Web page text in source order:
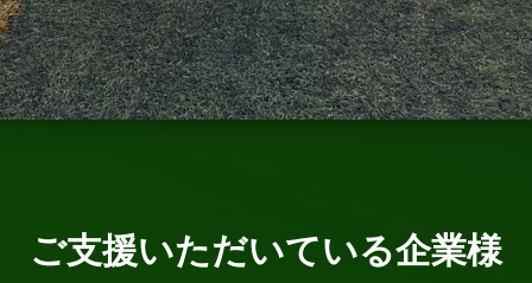
ご支援いただいている企業様